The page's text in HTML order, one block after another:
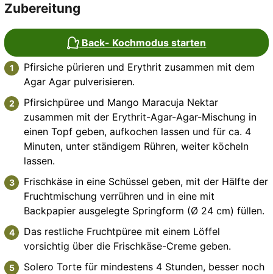
Zubereitung
Back- Kochmodus starten
Pfirsiche pürieren und Erythrit zusammen mit dem
Agar Agar pulverisieren.
Pfirsichpüree und Mango Maracuja Nektar
zusammen mit der Erythrit-Agar-Agar-Mischung in
einen Topf geben, aufkochen lassen und für ca. 4
Minuten, unter ständigem Rühren, weiter köcheln
lassen.
Frischkäse in eine Schüssel geben, mit der Hälfte der
Fruchtmischung verrühren und in eine mit
Backpapier ausgelegte Springform (Ø 24 cm) füllen.
Das restliche Fruchtpüree mit einem Löffel
vorsichtig über die Frischkäse-Creme geben.
Solero Torte für mindestens 4 Stunden, besser noch